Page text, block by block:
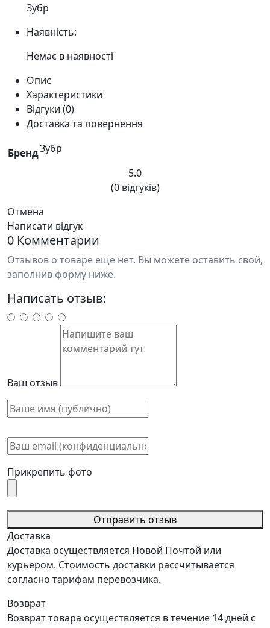
Зубр
Наявність:
Немає в наявності
Опис
Характеристики
Відгуки (0)
Доставка та повернення
БрендЗубр
5.0
(0 відгуків)
Отмена
Написати відгук
0 Комментарии
Отзывов о товаре еще нет. Вы можете оставить свой,
заполнив форму ниже.
Написать отзыв:
Ваш отзыв
Прикрепить фото
Отправить отзыв
Доставка
Доставка осуществляется Новой Почтой или
курьером. Стоимость доставки рассчитывается
согласно тарифам перевозчика.
Возврат
Возврат товара осуществляется в течение 14 дней с